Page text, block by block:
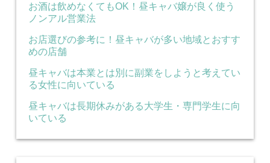
お酒は飲めなくてもOK！昼キャバ嬢が良く使う
ノンアル営業法
お店選びの参考に！昼キャバが多い地域とおすす
めの店舗
昼キャバは本業とは別に副業をしようと考えてい
る女性に向いている
昼キャバは長期休みがある大学生・専門学生に向
いている